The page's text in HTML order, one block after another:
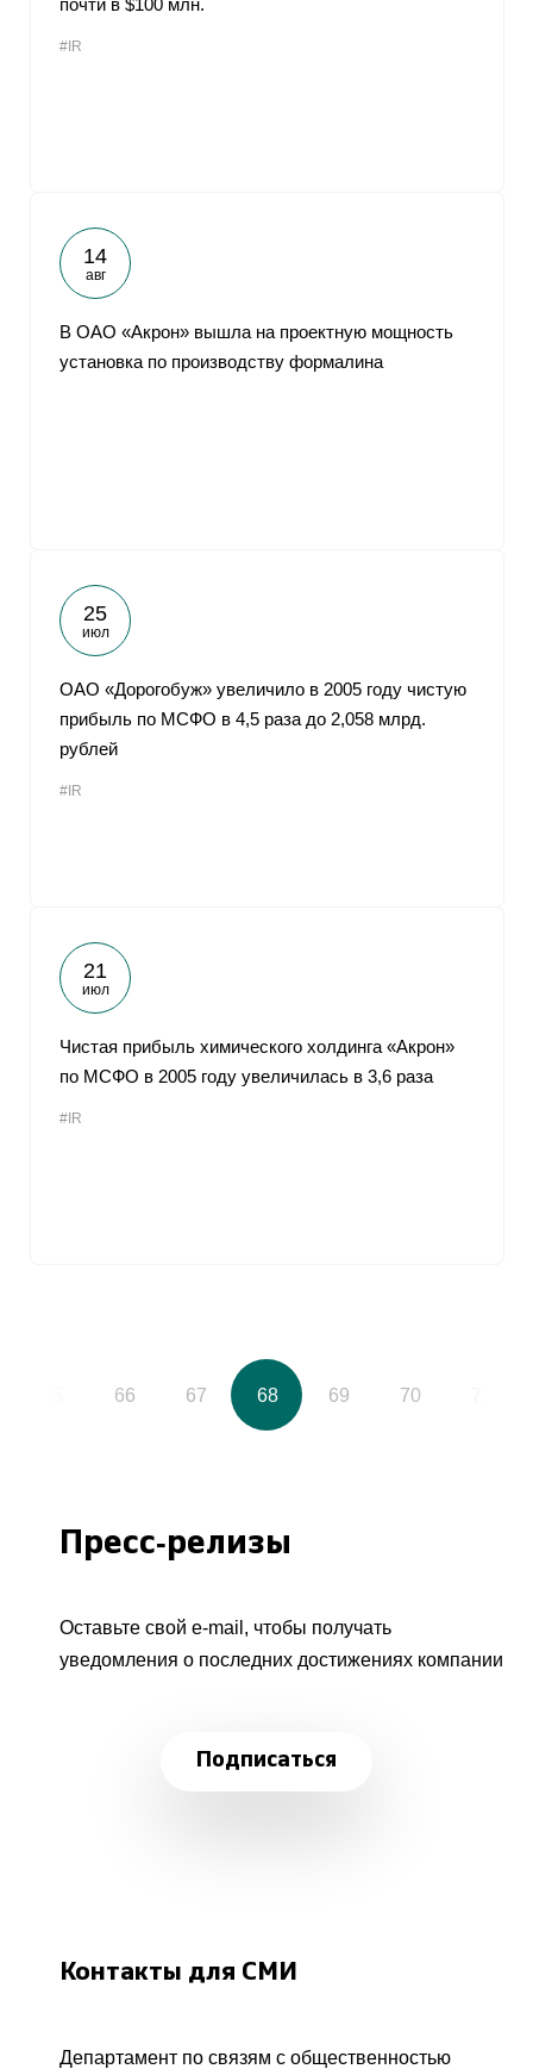
почти в $100 млн.
#IR
14
авг
В ОАО «Акрон» вышла на проектную мощность
установка по производству формалина
25
июл
ОАО «Дорогобуж» увеличило в 2005 году чистую
прибыль по МСФО в 4,5 раза до 2,058 млрд.
рублей
#IR
21
июл
Чистая прибыль химического холдинга «Акрон»
по МСФО в 2005 году увеличилась в 3,6 раза
#IR
66 67 68 69 70
Пресс-релизы
Оставьте свой e-mail, чтобы получать
уведомления о последних достижениях компании
Подписаться
Контакты для СМИ
Департамент по связям с общественностью